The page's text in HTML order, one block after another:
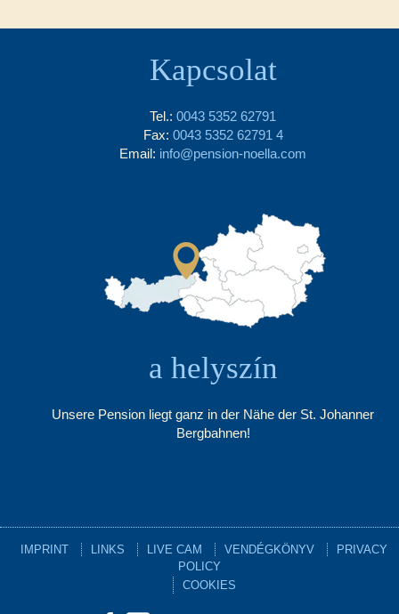
Kapcsolat
Tel.: 0043 5352 62791
Fax: 0043 5352 62791 4
Email: info@pension-noella.com
a helyszín
Unsere Pension liegt ganz in der Nähe der St. Johanner
Bergbahnen!
IMPRINT LINKS LIVE CAM VENDÉGKÖNYV
PRIVACY
POLICY
COOKIES